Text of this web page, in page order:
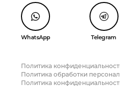
WhatsApp Telegram
Политика
Политика обработки
Политика